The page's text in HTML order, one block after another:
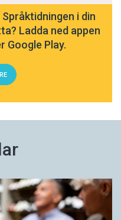
i din
Ladda ned appen
Google Play.